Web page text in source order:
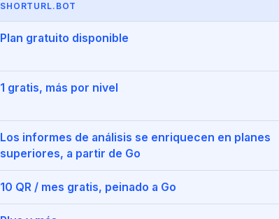
SHORTURL.BOT
Plan gratuito disponible
1 gratis, más por nivel
Los informes de análisis se enriquecen en planes
superiores, a partir de Go
10 QR / mes gratis, peinado a Go